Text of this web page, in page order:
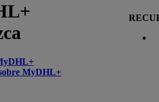
MyDHL+